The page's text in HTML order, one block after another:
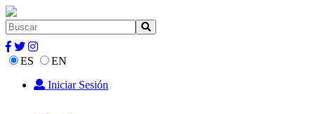
ES
EN
Iniciar Sesión